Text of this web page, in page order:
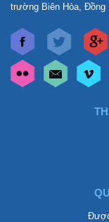
trường Biên Hòa, Đồng